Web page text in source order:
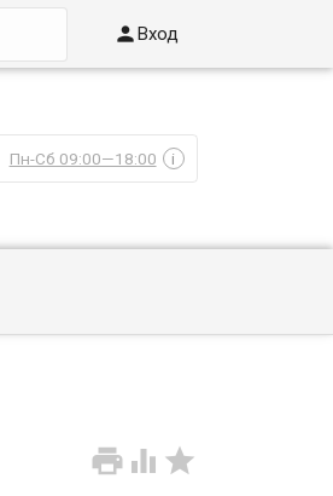
Вход
Пн-Сб 09:00—18:00 i
  